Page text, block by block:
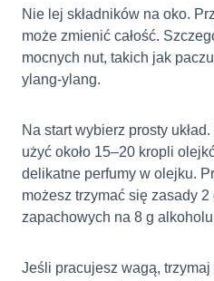
Nie lej składników na oko.
może zmienić całość.
mocnych nut, takich jak
ylang-ylang.
Na start wybierz prosty
użyć około 15–20 kropli
delikatne perfumy w olejku.
możesz trzymać się zasady 2
zapachowych na 8 g
Jeśli pracujesz wagą,